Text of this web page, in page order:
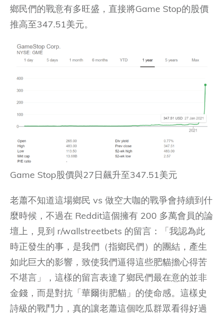
鄉民們的戰意有多旺盛，直接將Game Stop的股價
推高至347.51美元。
Game Stop股價與27日飆升至347.51美元
老蕭不知道這場鄉民 vs 做空大咖的戰爭會持續到什
麼時候，不過在 Reddit這個擁有 200 多萬會員的論
壇上，見到 r/wallstreetbets 的留言：「我認為此
時正發生的事，是我們（指鄉民們）的團結，產生
如此巨大的影響，致使我們逼得這些肥貓擔心得苦
不堪言」，這樣的留言表達了鄉民們最在意的並非
金錢，而是對抗「華爾街肥貓」的使命感。這樣史
詩級的戰鬥力，真的讓老蕭這個吃瓜群眾看得好過